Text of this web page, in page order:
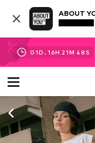
ABOUT
01D. 16H 21M 46 S